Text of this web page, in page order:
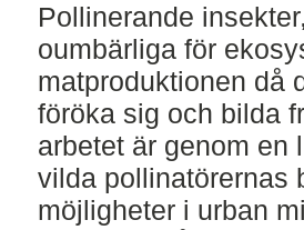
Pollinerande
oumbärliga för
matproduktionen då
föröka sig och bilda
arbetet är genom en
vilda pollinatörernas
möjligheter i urban